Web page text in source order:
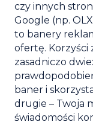
czy innych
Google (np.
to banery
ofertę.
zasadniczo
baner i
drugie – Twoja
świadomości